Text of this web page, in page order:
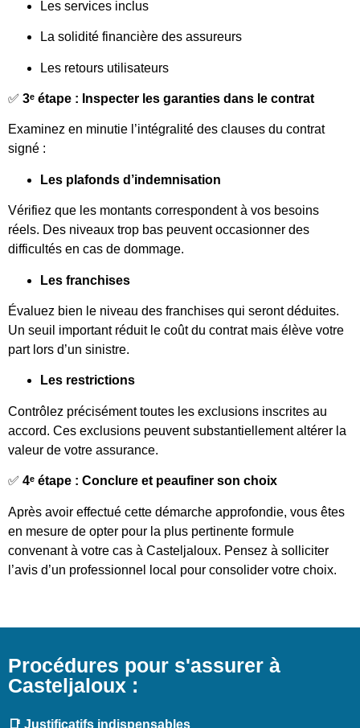
Les services inclus
La solidité financière des assureurs
Les retours utilisateurs
✅ 3ᵉ étape : Inspecter les garanties dans le contrat
Examinez en minutie l’intégralité des clauses du contrat
signé :
Les plafonds d’indemnisation
Vérifiez que les montants correspondent à vos besoins
réels. Des niveaux trop bas peuvent occasionner des
difficultés en cas de dommage.
Les franchises
Évaluez bien le niveau des franchises qui seront déduites.
Un seuil important réduit le coût du contrat mais élève votre
part lors d’un sinistre.
Les restrictions
Contrôlez précisément toutes les exclusions inscrites au
accord. Ces exclusions peuvent substantiellement altérer la
valeur de votre assurance.
✅ 4ᵉ étape : Conclure et peaufiner son choix
Après avoir effectué cette démarche approfondie, vous êtes
en mesure de opter pour la plus pertinente formule
convenant à votre cas à Casteljaloux. Pensez à solliciter
l’avis d’un professionnel local pour consolider votre choix.
Procédures pour s'assurer à
Casteljaloux :
📑 Justificatifs indispensables